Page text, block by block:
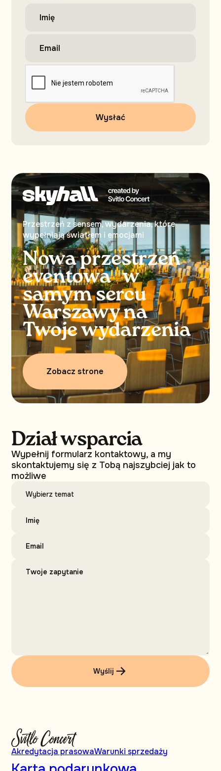
Przestrzeń z sensem, wydarzenia, które
wypełniają światłem i emocjami
Nowa przestrzeń
eventowa w
samym sercu
Warszawy na
Twoje wydarzenia
Zobacz strone
Dział wsparcia
Wypełnij formularz kontaktowy, a my
skontaktujemy się z Tobą najszybciej jak to
możliwe
Wyślij
Akredytacja prasowaWarunki sprzedaży